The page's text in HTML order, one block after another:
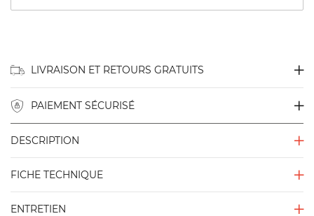
LIVRAISON ET RETOURS GRATUITS
PAIEMENT SÉCURISÉ
DESCRIPTION
FICHE TECHNIQUE
ENTRETIEN